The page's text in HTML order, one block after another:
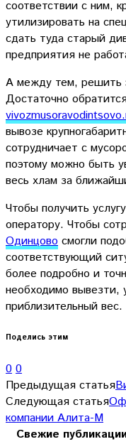
соответствии с ним,
утилизировать на
сдать туда старый
предприятия не
А между тем, решить
Достаточно
вывозе
сотрудничает с
поэтому можно быть
весь хлам за
Чтобы получить
оператору. Чтобы
Одинцово смогли
соответствующий
более подробно и
необходимо вывезти,
приблизительный вес.
Поделись этим
0 0
Предыдущая статья
Следующая статья
компании Алита-М
Свежие